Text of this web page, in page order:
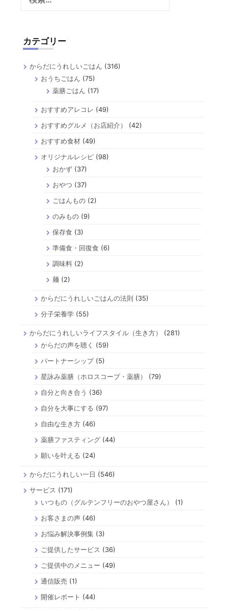
カテゴリー
からだにうれしいごはん (316)
おうちごはん (75)
薬膳ごはん (17)
おすすめアレコレ (49)
おすすめグルメ（お店紹介）
(42)
おすすめ食材 (49)
オリジナルレシピ (98)
おかず(37)
おやつ (37)
ごはんもの(2)
のみもの(9)
保存食 (3)
準備食・回復食 (6)
調味料(2)
麺 (2)
からだにうれしいごはんの法則 (35)
分子栄養学 (55)
からだにうれしいライフスタイル（生き方）
(281)
からだの声を聴く
(59)
パートナーシップ(5)
星詠み薬膳（ホロスコープ・薬膳）
(79)
自分と向き合う (36)
自分を大事にする (97)
自由な生き方 (46)
薬膳ファスティング (44)
願いを叶える (24)
からだにうれしい一日 (546)
サービス (171)
いつもの（グルテンフリーのおやつ屋さん）
(1)
お客さまの声 (46)
お悩み解決事例集 (3)
ご提供したサービス (36)
ご提供中のメニュー (49)
通信販売 (1)
開催レポート (44)